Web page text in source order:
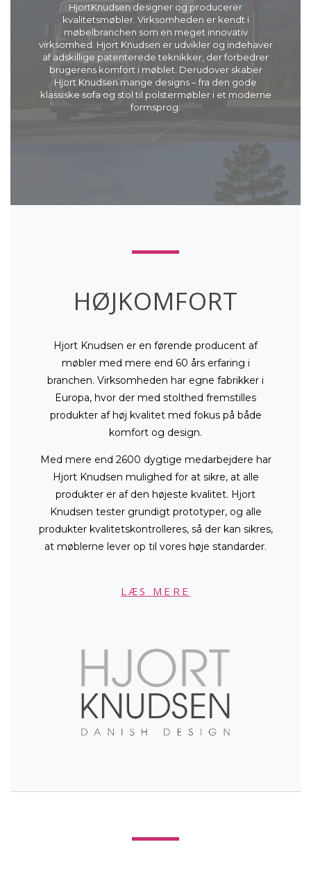
HjortKnudsen designer og producerer
kvalitetsmøbler. Virksomheden er kendt i
møbelbranchen som en meget innovativ
virksomhed. Hjort Knudsen er udvikler og indehaver
af adskillige patenterede teknikker, der forbedrer
brugerens komfort i møblet. Derudover skaber
Hjort Knudsen mange designs – fra den gode
klassiske sofa og stol til polstermøbler i et moderne
formsprog.
HØJKOMFORT
Hjort Knudsen er en førende producent af
møbler med mere end 60 års erfaring i
branchen. Virksomheden har egne fabrikker i
Europa, hvor der med stolthed fremstilles
produkter af høj kvalitet med fokus på både
komfort og design.
Med mere end 2600 dygtige medarbejdere har
Hjort Knudsen mulighed for at sikre, at alle
produkter er af den højeste kvalitet. Hjort
Knudsen tester grundigt prototyper, og alle
produkter kvalitetskontrolleres, så der kan sikres,
at møblerne lever op til vores høje standarder.
LÆS MERE